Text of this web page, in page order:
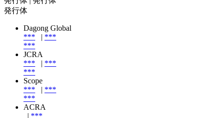
発行体
Dagong Global
***
| ***
***
JCRA
***
| ***
***
Scope
***
| ***
***
ACRA
| ***